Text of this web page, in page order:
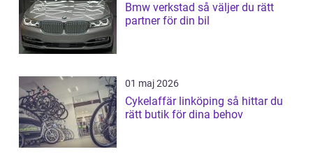
Bmw verkstad så väljer du rätt
partner för din bil
01 maj 2026
Cykelaffär linköping så hittar du
rätt butik för dina behov